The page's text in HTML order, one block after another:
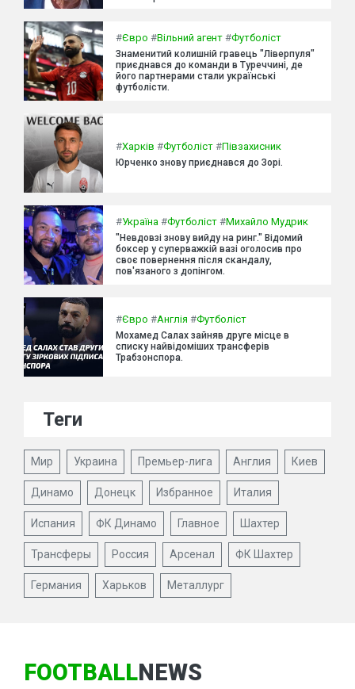
#Євро #Вільний агент #Футболіст
Знаменитий колишній гравець "Ліверпуля"
приєднався до команди в Туреччині, де
його партнерами стали українські
футболісти.
#Харків #Футболіст #Півзахисник
Юрченко знову приєднався до Зорі.
#Україна #Футболіст #Михайло Мудрик
"Невдовзі знову вийду на ринг." Відомий
боксер у суперважкій вазі оголосив про
своє повернення після скандалу,
пов'язаного з допінгом.
#Євро #Англія #Футболіст
Мохамед Салах зайняв друге місце в
списку найвідоміших трансферів
Трабзонспора.
Теги
Мир Украина Премьер-лига Англия Киев
Динамо Донецк Избранное Италия
Испания ФК Динамо Главное Шахтер
Трансферы Россия Арсенал ФК Шахтер
Германия Харьков Металлург
FOOTBALLNEWS